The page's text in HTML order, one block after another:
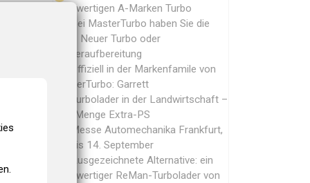
In
hochwertigen A-Marken Turbo
Bei MasterTurbo haben Sie die
Wahl: Neuer Turbo oder
Wiederaufbereitung
Offiziell in der Markenfamile von
MasterTurbo: Garrett
Turbolader in der Landwirtschaft –
jede Menge Extra-PS
Messe Automechanika Frankfurt,
10. bis 14. September
Ausgezeichnete Alternative: ein
hochwertiger ReMan-Turbolader von